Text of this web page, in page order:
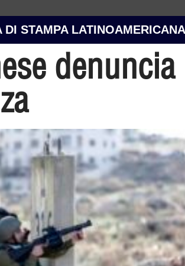
DI STAMPA LATINOAMERICANA